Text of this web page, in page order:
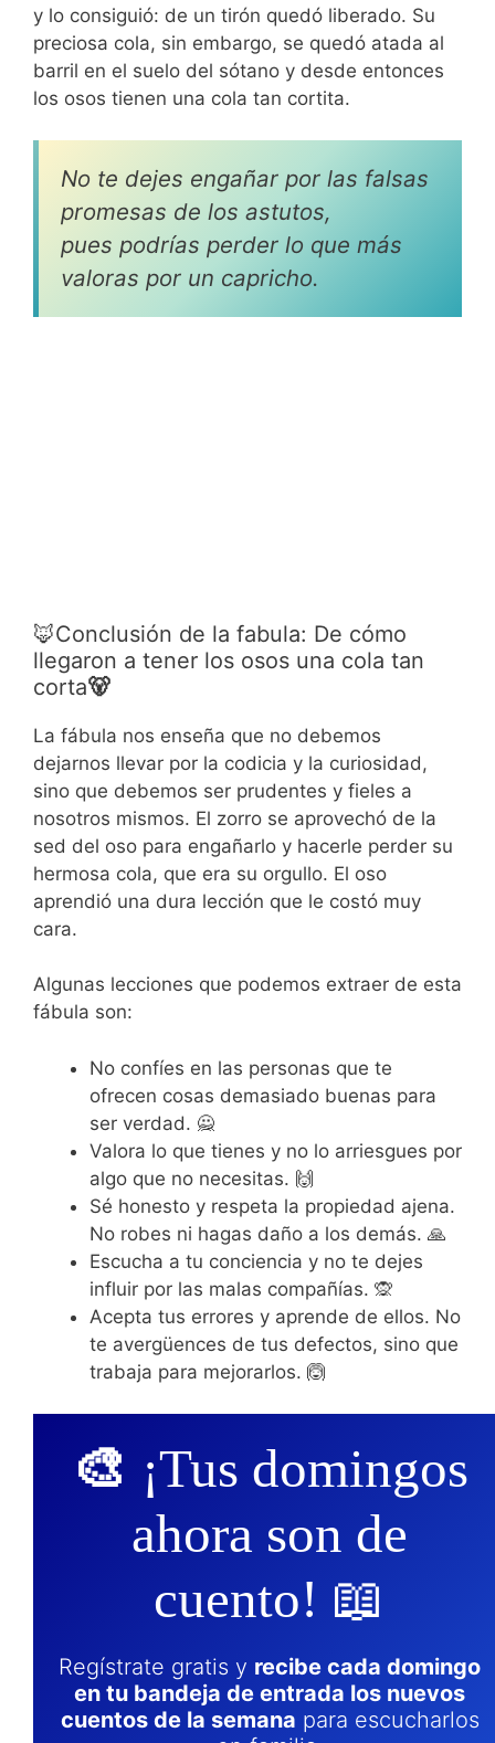
y lo consiguió: de un tirón quedó liberado. Su
preciosa cola, sin embargo, se quedó atada al
barril en el suelo del sótano y desde entonces
los osos tienen una cola tan cortita.
No te dejes engañar por las falsas
promesas de los astutos,
pues podrías perder lo que más
valoras por un capricho.
🦊Conclusión de la fabula: De cómo
llegaron a tener los osos una cola tan
corta🐻
La fábula nos enseña que no debemos
dejarnos llevar por la codicia y la curiosidad,
sino que debemos ser prudentes y fieles a
nosotros mismos. El zorro se aprovechó de la
sed del oso para engañarlo y hacerle perder su
hermosa cola, que era su orgullo. El oso
aprendió una dura lección que le costó muy
cara.
Algunas lecciones que podemos extraer de esta
fábula son:
No confíes en las personas que te
ofrecen cosas demasiado buenas para
ser verdad. 🙅
Valora lo que tienes y no lo arriesgues por
algo que no necesitas. 🙌
Sé honesto y respeta la propiedad ajena.
No robes ni hagas daño a los demás. 🙏
Escucha a tu conciencia y no te dejes
influir por las malas compañías. 🙊
Acepta tus errores y aprende de ellos. No
te avergüences de tus defectos, sino que
trabaja para mejorarlos. 🙆
🎨 ¡Tus domingos
ahora son de
cuento! 📖
Regístrate gratis y recibe cada domingo
en tu bandeja de entrada los nuevos
cuentos de la semana para escucharlos